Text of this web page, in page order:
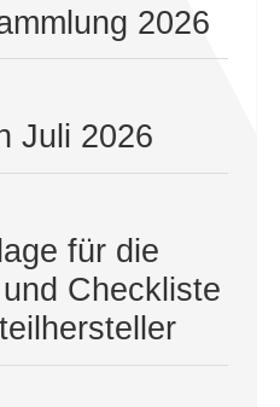
2026
Juli 2026
für die
Checkliste